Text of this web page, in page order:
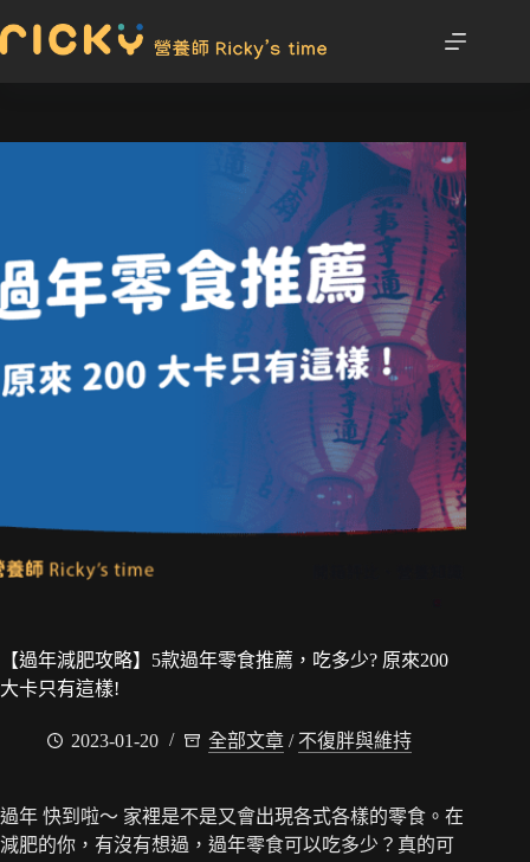
【過年減肥攻略】5款過年零食推薦，吃多少? 原來200
大卡只有這樣!
2023-01-20 全部文章 / 不復胖與維持
過年 快到啦～ 家裡是不是又會出現各式各樣的零食。在
減肥的你，有沒有想過，過年零食可以吃多少？真的可